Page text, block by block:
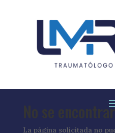
No se
La página solicitada no